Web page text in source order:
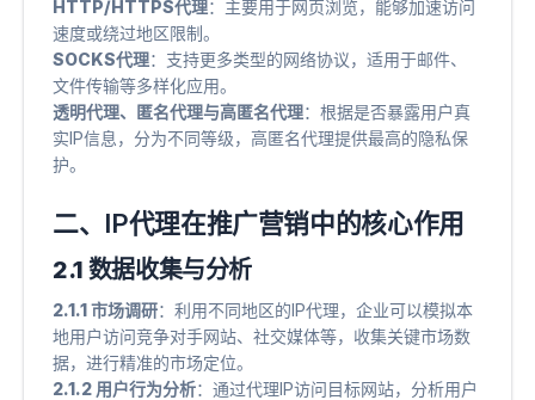
HTTP/HTTPS代理​：主要用于网页浏览，能够加速访问
速度或绕过地区限制。
SOCKS代理​：支持更多类型的网络协议，适用于邮件、
文件传输等多样化应用。
透明代理、匿名代理与高匿名代理​：根据是否暴露用户真
实IP信息，分为不同等级，高匿名代理提供最高的隐私保
护。
二、IP代理在推广营销中的核心作用
2.1 数据收集与分析
2.1.1 市场调研​：利用不同地区的IP代理，企业可以模拟本
地用户访问竞争对手网站、社交媒体等，收集关键市场数
据，进行精准的市场定位。
2.1.2 用户行为分析​：通过代理IP访问目标网站，分析用户